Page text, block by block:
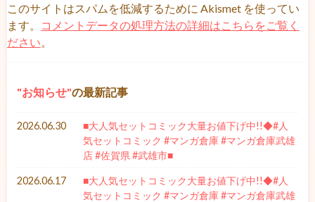
このサイトはスパムを低減するために Akismet を使ってい
ます。
コメントデータの処理方法の詳細はこちらをご覧く
ださい。
お知らせ の最新記事
2026.06.30
■大人気セットコミック大量お値下げ中!!◆#人
気セットコミック #マンガ倉庫 #マンガ倉庫武雄
店 #佐賀県 #武雄市■
2026.06.17
■大人気セットコミック大量お値下げ中!!◆#人
気セットコミック #マンガ倉庫 #マンガ倉庫武雄